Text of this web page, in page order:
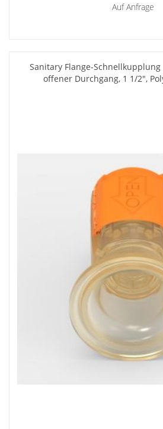
Auf Anfrage
Sanitary Flange-Schnellkupplung
offener Durchgang, 1 1/2",